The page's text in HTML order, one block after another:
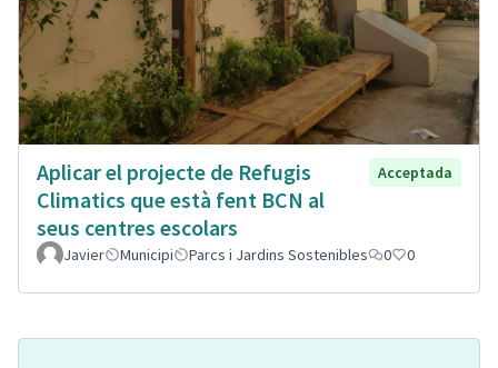
Aplicar el projecte de Refugis
Climatics que està fent BCN al
seus centres escolars
Acceptada
Javier Municipi Parcs i Jardins Sostenibles 0 0